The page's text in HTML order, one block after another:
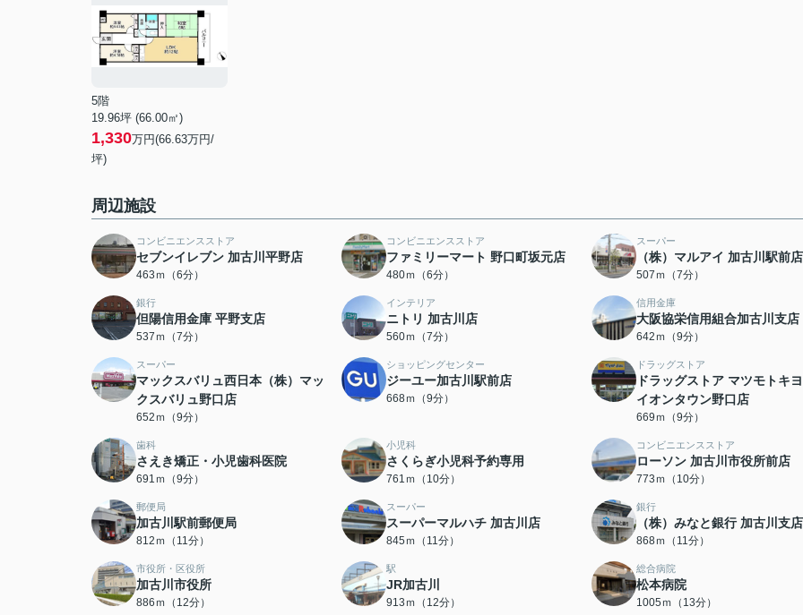
5階
19.96坪 (66.00㎡)
1,330万円(66.63万円/
坪)
周辺施設
コンビニエンスストア
セブンイレブン 加古川平野店
463ｍ（6分）
コンビニエンスストア
ファミリーマート 野口町坂元店
480ｍ（6分）
スーパー
（株）マルアイ 加古川駅前店
507ｍ（7分）
銀行
但陽信用金庫 平野支店
537ｍ（7分）
インテリア
ニトリ 加古川店
560ｍ（7分）
信用金庫
大阪協栄信用組合加古川支店
642ｍ（9分）
スーパー
マックスバリュ西日本（株）マッ
クスバリュ野口店
652ｍ（9分）
ショッピングセンター
ジーユー加古川駅前店
668ｍ（9分）
ドラッグストア
ドラッグストア マツモトキ
イオンタウン野口店
669ｍ（9分）
歯科
さえき矯正・小児歯科医院
691ｍ（9分）
小児科
さくらぎ小児科予約専用
761ｍ（10分）
コンビニエンスストア
ローソン 加古川市役所前店
773ｍ（10分）
郵便局
加古川駅前郵便局
812ｍ（11分）
スーパー
スーパーマルハチ 加古川店
845ｍ（11分）
銀行
（株）みなと銀行 加古川支店
868ｍ（11分）
市役所・区役所
加古川市役所
886ｍ（12分）
駅
JR加古川
913ｍ（12分）
総合病院
松本病院
1005ｍ（13分）